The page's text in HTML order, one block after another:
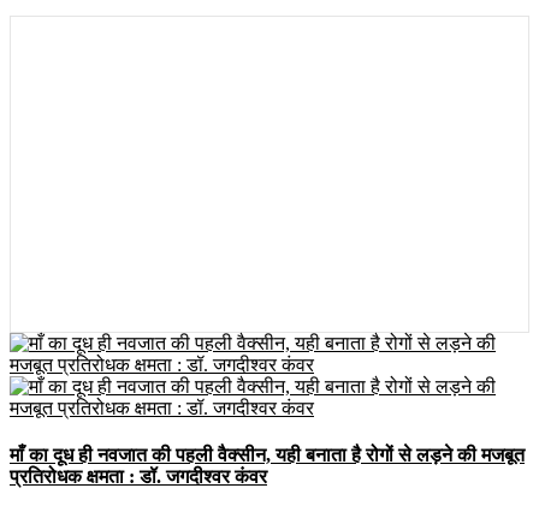
माँ का दूध ही नवजात की पहली वैक्सीन, यही बनाता है रोगों से लड़ने की मजबूत
प्रतिरोधक क्षमता : डॉ. जगदीश्वर कंवर